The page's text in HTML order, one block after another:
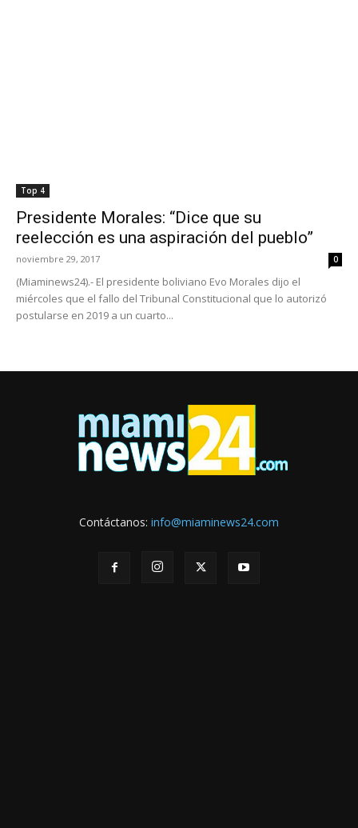
Top 4
Presidente Morales: “Dice que su
reelección es una aspiración del pueblo”
noviembre 29, 2017 0
(Miaminews24).- El presidente boliviano Evo Morales dijo el
miércoles que el fallo del Tribunal Constitucional que lo autorizó
postularse en 2019 a un cuarto...
Contáctanos: info@miaminews24.com